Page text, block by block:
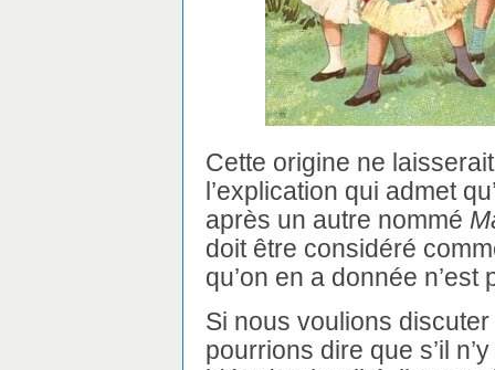
Cette origine ne
l’explication qui admet
après un autre nommé
doit être considéré
qu’on en a donnée n’est
Si nous voulions
pourrions dire que s’il